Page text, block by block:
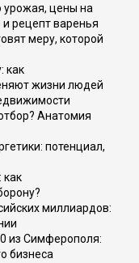
урожая, цены на
и рецепт варенья
меру, которой
как
жизни людей
Анатомия
потенциал,
как
миллиардов:
из Симферополя:
бизнеса